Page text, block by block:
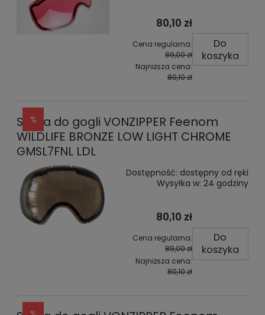
80,10 zł
Cena regularna:
89,00 zł
Najniższa cena:
80,10 zł
Do
koszyka
Szyba do gogli VONZIPPER Feenom
WILDLIFE BRONZE LOW LIGHT CHROME
GMSL7FNL LDL
Dostępność: dostępny od ręki
Wysyłka w: 24 godziny
80,10 zł
Cena regularna:
89,00 zł
Najniższa cena:
80,10 zł
Do
koszyka